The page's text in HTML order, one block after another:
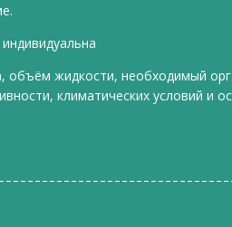
объём жидкости, необходимый
климатических условий и